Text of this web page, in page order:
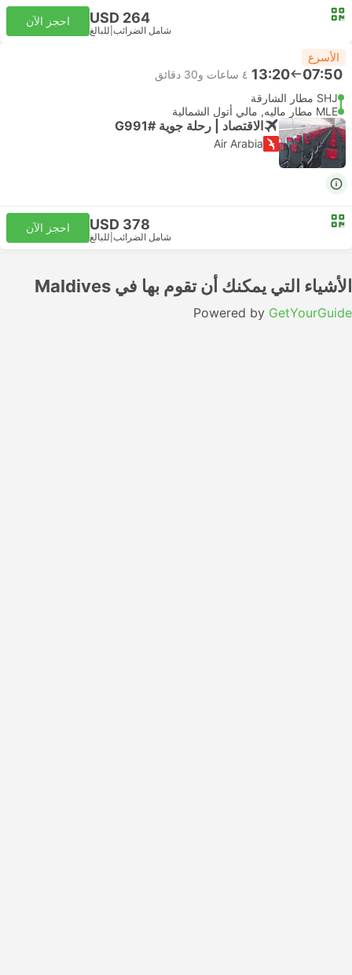
USD 264
شامل الضرائب للبالغ
احجز الآن
الأسرع
07:50
13:20 ٤ ساعات و‫30 دقائق
SHJ مطار الشارقة
MLE مطار ماليه, مالي أتول الشمالية
الاقتصاد | رحلة جوية #G991
Air Arabia
USD 378
شامل الضرائب للبالغ
احجز الآن
الأشياء التي يمكنك أن تقوم بها في Maldives
Powered by GetYourGuide